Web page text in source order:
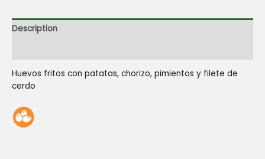
Description
Huevos fritos con patatas, chorizo, pimientos y filete de
cerdo